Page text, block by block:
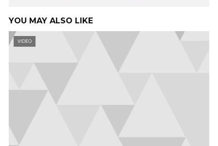
YOU MAY ALSO LIKE
VIDEO